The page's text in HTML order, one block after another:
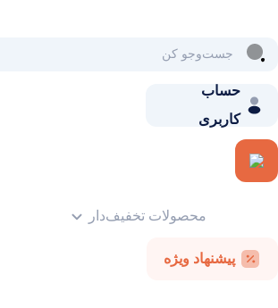
حساب
کاربری
محصولات تخفیف‌دار
پیشنهاد ویژه